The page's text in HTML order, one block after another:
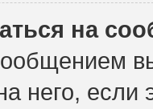
на
него,